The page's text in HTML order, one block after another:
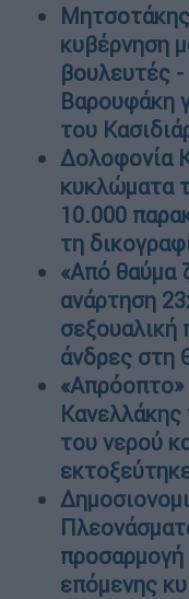
κυβέρνηση
βουλευτές -
Βαρουφάκη
του
Δολοφονία
κυκλώματα
10.000
τη
«Από θαύμα
ανάρτηση
σεξουαλική
άνδρες στη
«Απρόοπτο»
του νερού
προσαρμογή
επόμενης